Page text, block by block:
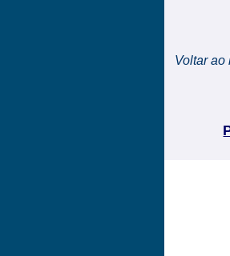
Voltar ao